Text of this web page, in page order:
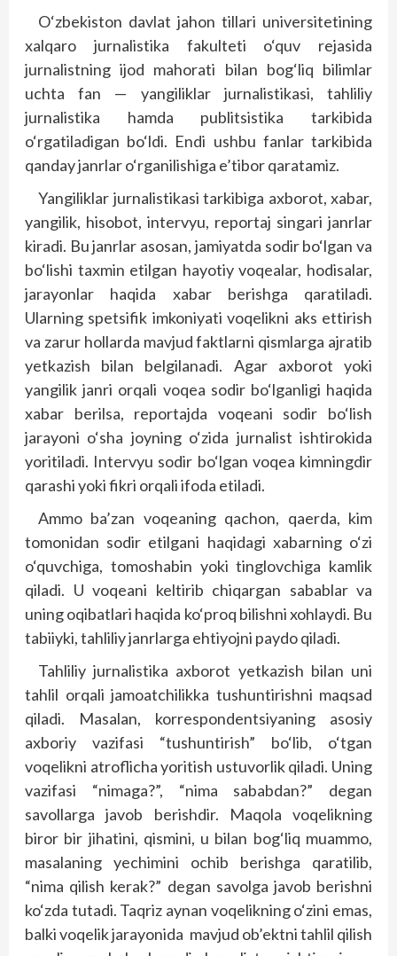
O‘zbekiston davlat jahon tillari universitetining
xalqaro jurnalistika fakulteti o‘quv rejasida
jurnalistning ijod mahorati bilan bog‘liq bilimlar
uchta fan — yangiliklar jurnalistikasi, tahliliy
jurnalistika hamda publitsistika tarkibida
o‘rgatiladigan bo‘ldi. Endi ushbu fanlar tarkibida
qanday janrlar o‘rganilishiga e’tibor qaratamiz.
Yangiliklar jurnalistikasi tarkibiga axborot, xabar,
yangilik, hisobot, intervyu, reportaj singari janrlar
kiradi. Bu janrlar asosan, jamiyatda sodir bo‘lgan va
bo‘lishi taxmin etilgan hayotiy voqealar, hodisalar,
jarayonlar haqida xabar berishga qaratiladi.
Ularning spetsifik imkoniyati voqelikni aks ettirish
va zarur hollarda mavjud faktlarni qismlarga ajratib
yetkazish bilan belgilanadi. Agar axborot yoki
yangilik janri orqali voqea sodir bo‘lganligi haqida
xabar berilsa, reportajda voqeani sodir bo‘lish
jarayoni o‘sha joyning o‘zida jurnalist ishtirokida
yoritiladi. Intervyu sodir bo‘lgan voqea kimningdir
qarashi yoki fikri orqali ifoda etiladi.
Ammo ba’zan voqeaning qachon, qaerda, kim
tomonidan sodir etilgani haqidagi xabarning o‘zi
o‘quvchiga, tomoshabin yoki tinglovchiga kamlik
qiladi. U voqeani keltirib chiqargan sabablar va
uning oqibatlari haqida ko‘proq bilishni xohlaydi. Bu
tabiiyki, tahliliy janrlarga ehtiyojni paydo qiladi.
Tahliliy jurnalistika axborot yetkazish bilan uni
tahlil orqali jamoatchilikka tushuntirishni maqsad
qiladi. Masalan, korrespondentsiyaning asosiy
axboriy vazifasi “tushuntirish” bo‘lib, o‘tgan
voqelikni atroflicha yoritish ustuvorlik qiladi. Uning
vazifasi “nimaga?”, “nima sababdan?” degan
savollarga javob berishdir. Maqola voqelikning
biror bir jihatini, qismini, u bilan bog‘liq muammo,
masalaning yechimini ochib berishga qaratilib,
“nima qilish kerak?” degan savolga javob berishni
ko‘zda tutadi. Taqriz aynan voqelikning o‘zini emas,
balki voqelik jarayonida mavjud ob’ektni tahlil qilish